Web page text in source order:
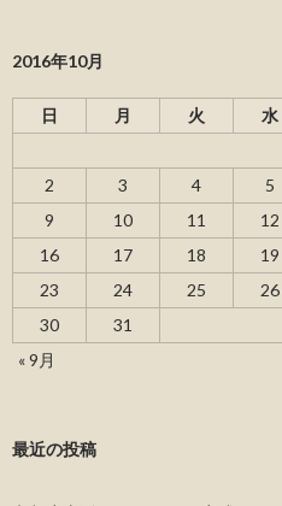
2016年10月
日 月 火 水
2
3 4 5
9
10 11 12
16
17 18 19
23
24 25 26
30
31
« 9月
最近の投稿